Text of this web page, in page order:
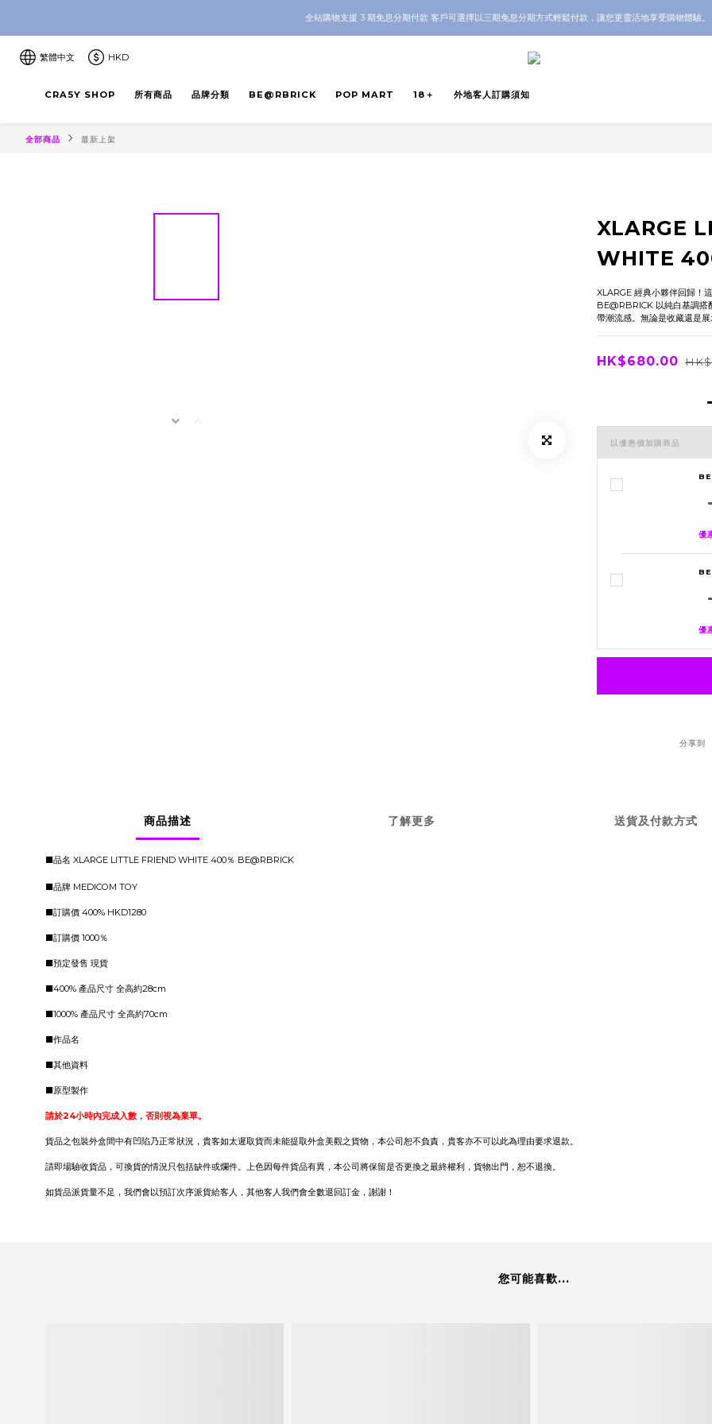
CRA5Y SHOP 全店 100% 正品保證｜支持香港本地 + 海外寄送｜💬 有任何問題？歡迎 WhatsApp 聯絡我
全站購物支援 3 期免息分期付款 客戶可選擇以三期免息分期方式輕鬆付款，讓您更靈活地享受購物體驗
CRA5Y SHOP 全店 100% 正品保證｜支持香港本地 + 海外寄送｜💬 有任何問題？歡迎 WhatsApp 聯絡我
繁體中文 HKD
CRA5Y SHOP 所有商品 品牌分類 BE@RBRICK POP MART 18＋ 外地客人訂購須知
全部商品 最新上架
XLARGE
WHITE
XLARGE 經典小夥伴回歸！
BE@RBRICK 以純白基調搭
帶潮流感。無論是收藏還是
HK$680.00
以優惠價加購商品
優
優
分享到
商品描述 了解更多 送貨及付款方式
■品名 XLARGE LITTLE FRIEND WHITE 400％ BE@RBRICK
■品牌 MEDICOM TOY
■訂購價 400% HKD1280
■訂購價 1000％
■預定發售 現貨
■400% 產品尺寸 全高約28cm
■1000% 產品尺寸 全高約70cm
■作品名
■其他資料
■原型製作
請於24小時內完成入數，否則視為棄單。
貨品之包裝外盒間中有凹陷乃正常狀況，貴客如太遲取貨而未能提取外盒美觀之貨物，本公司恕不負責，貴客亦不可以此為理由要求退款。
請即場驗收貨品，可換貨的情況只包括缺件或爛件。上色因每件貨品有異，本公司將保留是否更換之最終權利，貨物出門，恕不退換。
如貨品派貨量不足，我們會以預訂次序派貨給客人，其他客人我們會全數退回訂金，謝謝！
您可能喜歡...